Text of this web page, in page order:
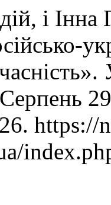
і
https://